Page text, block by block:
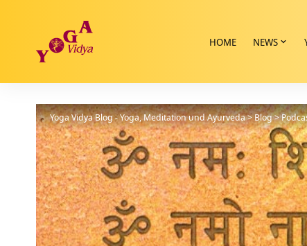
HOME NEWS
Yoga Vidya Blog - Yoga, Meditation und Ayurveda>Blog>